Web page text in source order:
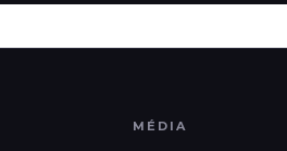
MÉDIA